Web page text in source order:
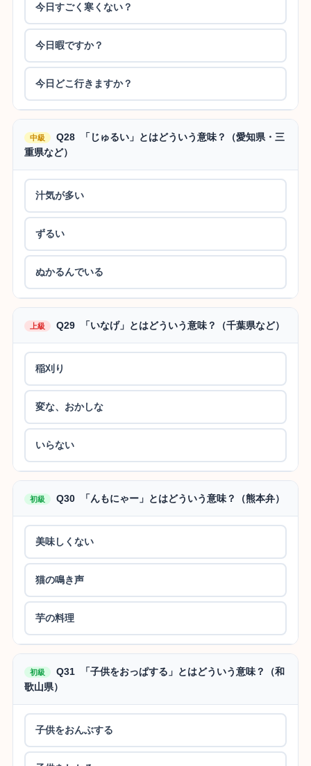
今日すごく寒くない？
今日暇ですか？
今日どこ行きますか？
中級
Q28 「じゅるい」とはどういう意味？（愛知県・三
重県など）
汁気が多い
ずるい
ぬかるんでいる
上級 Q29 「いなげ」とはどういう意味？（千葉県など）
稲刈り
変な、おかしな
いらない
初級 Q30 「んもにゃー」とはどういう意味？（熊本弁）
美味しくない
猫の鳴き声
芋の料理
初級
Q31 「子供をおっぱする」とはどういう意味？（和
歌山県）
子供をおんぶする